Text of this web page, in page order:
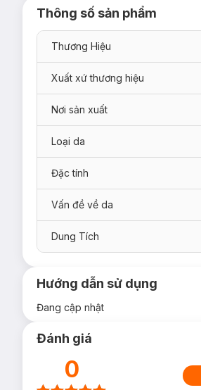
Thông số sản phẩm
Thương Hiệu
Xuất xứ thương hiệu
Nơi sản xuất
Loại da
Đặc tính
Vấn đề về da
Dung Tích
Hướng dẫn sử dụng
Đang cập nhật
Đánh giá
0